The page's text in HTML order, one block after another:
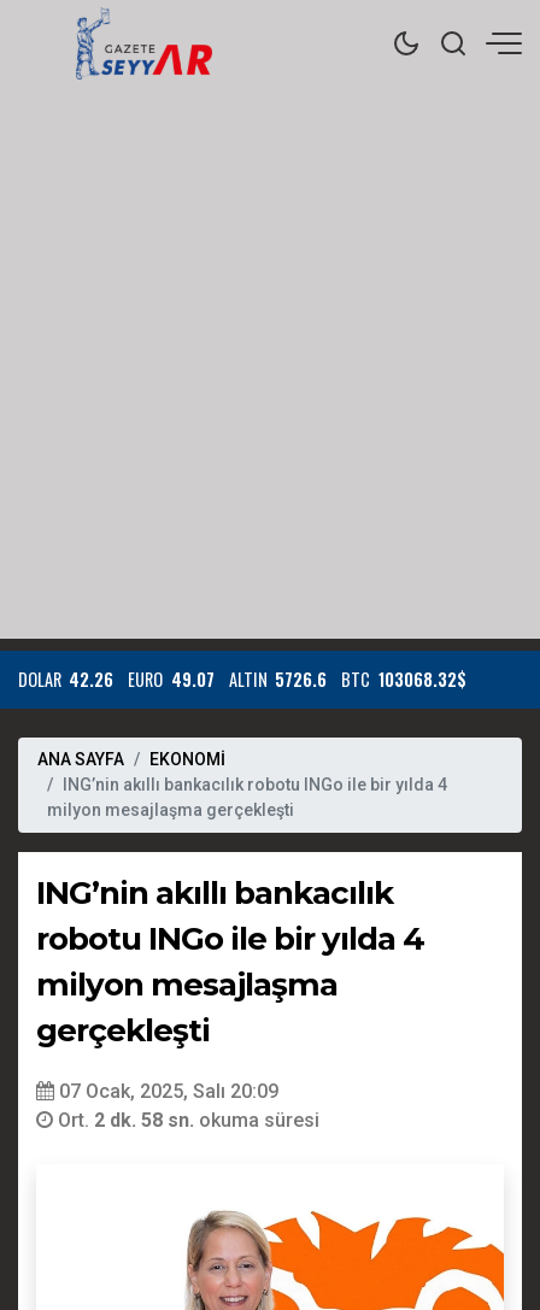
DOLAR 42.26 EURO 49.07 ALTIN 5726.6 BTC 103068.32$
ANA SAYFA
EKONOMİ
ING’nin akıllı bankacılık robotu INGo ile bir yılda 4
milyon mesajlaşma gerçekleşti
ING’nin akıllı bankacılık
robotu INGo ile bir yılda 4
milyon mesajlaşma
gerçekleşti
07 Ocak, 2025, Salı 20:09
Ort. 2 dk. 58 sn. okuma süresi